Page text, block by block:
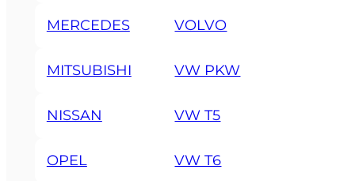
MERCEDES
MITSUBISHI
NISSAN
OPEL
VOLVO
VW PKW
VW T5
VW T6